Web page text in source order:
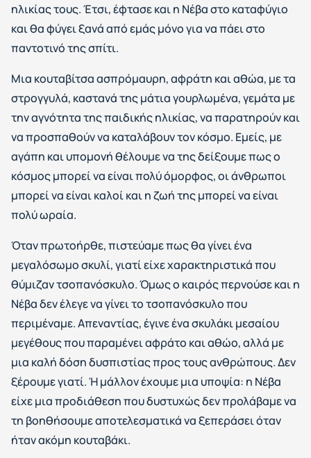
ηλικίας τους. Έτσι, έφτασε και η Νέβα στο καταφύγιο
και θα φύγει ξανά από εμάς μόνο για να πάει στο
παντοτινό της σπίτι.
Μια κουταβίτσα ασπρόμαυρη, αφράτη και αθώα, με τα
στρογγυλά, καστανά της μάτια γουρλωμένα, γεμάτα με
την αγνότητα της παιδικής ηλικίας, να παρατηρούν και
να προσπαθούν να καταλάβουν τον κόσμο. Εμείς, με
αγάπη και υπομονή θέλουμε να της δείξουμε πως ο
κόσμος μπορεί να είναι πολύ όμορφος, οι άνθρωποι
μπορεί να είναι καλοί και η ζωή της μπορεί να είναι
πολύ ωραία.
Όταν πρωτοήρθε, πιστεύαμε πως θα γίνει ένα
μεγαλόσωμο σκυλί, γιατί είχε χαρακτηριστικά που
θύμιζαν τσοπανόσκυλο. Όμως ο καιρός περνούσε και η
Νέβα δεν έλεγε να γίνει το τσοπανόσκυλο που
περιμέναμε. Απεναντίας, έγινε ένα σκυλάκι μεσαίου
μεγέθους που παραμένει αφράτο και αθώο, αλλά με
μια καλή δόση δυσπιστίας προς τους ανθρώπους. Δεν
ξέρουμε γιατί. Ή μάλλον έχουμε μια υποψία: η Νέβα
είχε μια προδιάθεση που δυστυχώς δεν προλάβαμε να
τη βοηθήσουμε αποτελεσματικά να ξεπεράσει όταν
ήταν ακόμη κουταβάκι.